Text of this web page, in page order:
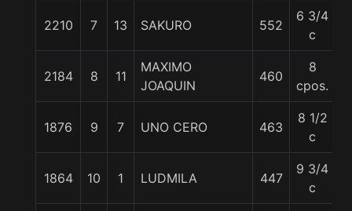
2210 7 13 SAKURO 552
6 3/4
c
2184 8 11
MAXIMO
JOAQUIN
460
8
cpos.
1876 9 7 UNO CERO 463
8 1/2
c
1864 10 1 LUDMILA 447
9 3/4
c